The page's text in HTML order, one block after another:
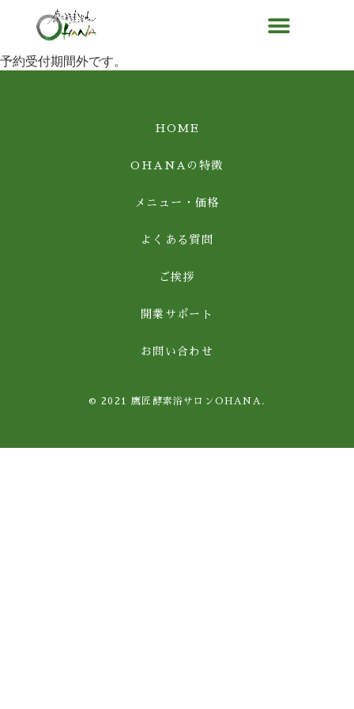
予約受付期間外です。
HOME
OHANAの特徴
メニュー・価格
よくある質問
ご挨拶
開業サポート
お問い合わせ
© 2021 鷹匠酵素浴サロンOHANA.